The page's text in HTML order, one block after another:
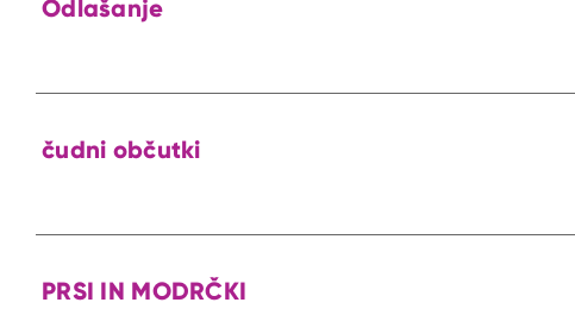
Odlašanje
čudni občutki
PRSI IN MODRČKI